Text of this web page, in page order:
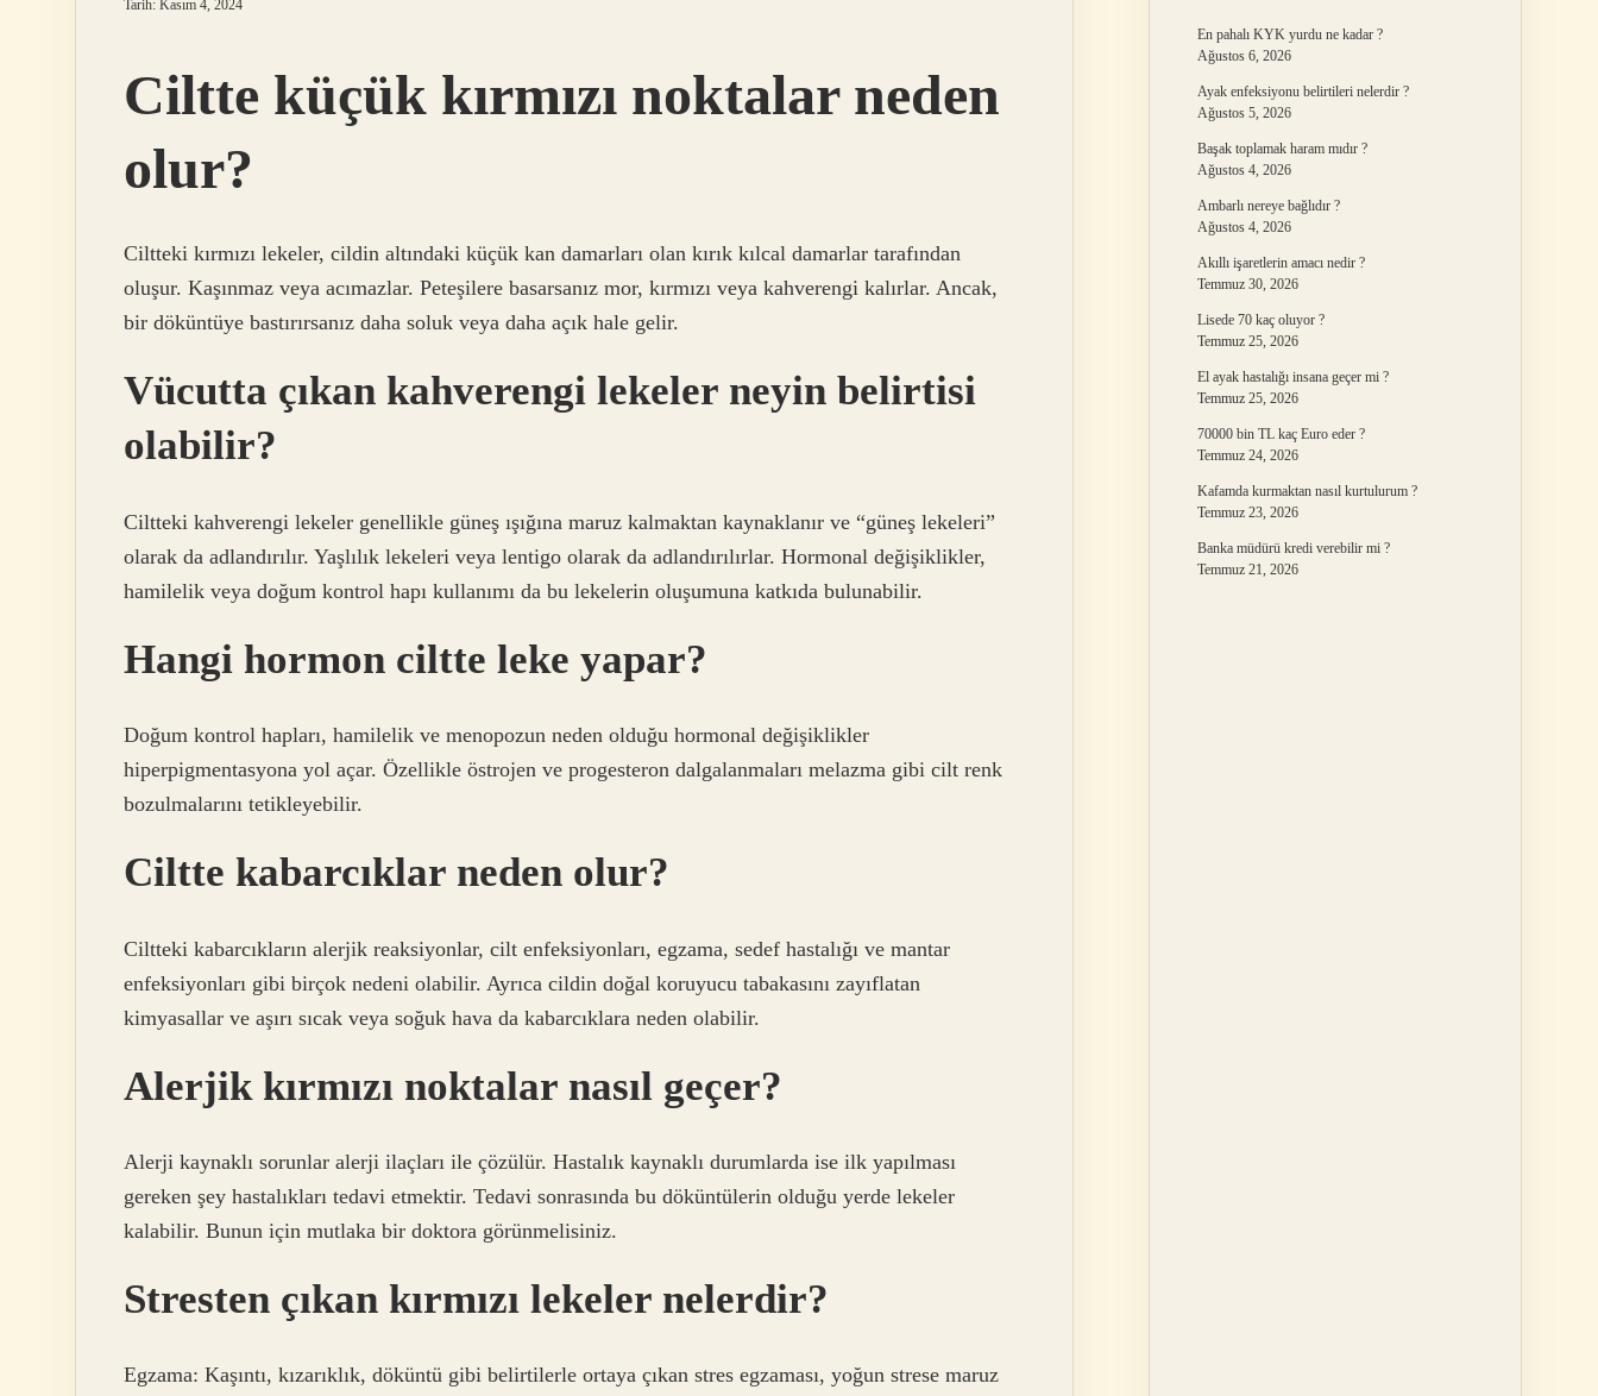
Tarih: Kasım 4, 2024
Ciltte küçük kırmızı noktalar neden
olur?
Ciltteki kırmızı lekeler, cildin altındaki küçük kan damarları olan kırık kılcal damarlar tarafından
oluşur. Kaşınmaz veya acımazlar. Peteşilere basarsanız mor, kırmızı veya kahverengi kalırlar. Ancak,
bir döküntüye bastırırsanız daha soluk veya daha açık hale gelir.
Vücutta çıkan kahverengi lekeler neyin belirtisi
olabilir?
Ciltteki kahverengi lekeler genellikle güneş ışığına maruz kalmaktan kaynaklanır ve “güneş lekeleri”
olarak da adlandırılır. Yaşlılık lekeleri veya lentigo olarak da adlandırılırlar. Hormonal değişiklikler,
hamilelik veya doğum kontrol hapı kullanımı da bu lekelerin oluşumuna katkıda bulunabilir.
Hangi hormon ciltte leke yapar?
Doğum kontrol hapları, hamilelik ve menopozun neden olduğu hormonal değişiklikler
hiperpigmentasyona yol açar. Özellikle östrojen ve progesteron dalgalanmaları melazma gibi cilt renk
bozulmalarını tetikleyebilir.
Ciltte kabarcıklar neden olur?
Ciltteki kabarcıkların alerjik reaksiyonlar, cilt enfeksiyonları, egzama, sedef hastalığı ve mantar
enfeksiyonları gibi birçok nedeni olabilir. Ayrıca cildin doğal koruyucu tabakasını zayıflatan
kimyasallar ve aşırı sıcak veya soğuk hava da kabarcıklara neden olabilir.
Alerjik kırmızı noktalar nasıl geçer?
Alerji kaynaklı sorunlar alerji ilaçları ile çözülür. Hastalık kaynaklı durumlarda ise ilk yapılması
gereken şey hastalıkları tedavi etmektir. Tedavi sonrasında bu döküntülerin olduğu yerde lekeler
kalabilir. Bunun için mutlaka bir doktora görünmelisiniz.
Stresten çıkan kırmızı lekeler nelerdir?
Egzama: Kaşıntı, kızarıklık, döküntü gibi belirtilerle ortaya çıkan stres egzaması, yoğun strese maruz
En pahalı KYK yurdu ne kadar ?
Ağustos 6, 2026
Ayak enfeksiyonu belirtileri nelerdir ?
Ağustos 5, 2026
Başak toplamak haram mıdır ?
Ağustos 4, 2026
Ambarlı nereye bağlıdır ?
Ağustos 4, 2026
Akıllı işaretlerin amacı nedir ?
Temmuz 30, 2026
Lisede 70 kaç oluyor ?
Temmuz 25, 2026
El ayak hastalığı insana geçer mi ?
Temmuz 25, 2026
70000 bin TL kaç Euro eder ?
Temmuz 24, 2026
Kafamda kurmaktan nasıl kurtulurum ?
Temmuz 23, 2026
Banka müdürü kredi verebilir mi ?
Temmuz 21, 2026